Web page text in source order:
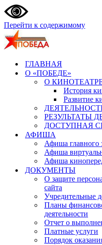
Перейти к содержимому
ГЛАВНАЯ
О «ПОБЕДЕ»
О
История
Развитие
РЕЗУЛЬТАТЫ
ДОСТУПНАЯ
АФИША
Афиша главного
Афиша
Афиша
ДОКУМЕНТЫ
О защите
сайта
Учредительные
Планы
деятельности
Отчет о
Платные услуги
Порядок